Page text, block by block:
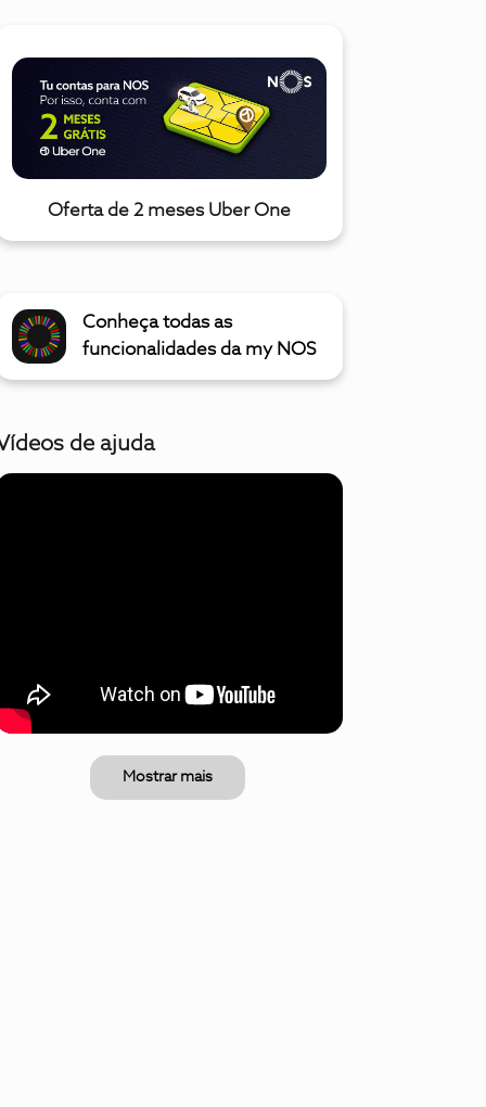
Oferta de 2 meses Uber One
Conheça todas as
funcionalidades da my NOS
de ajuda
Mostrar mais